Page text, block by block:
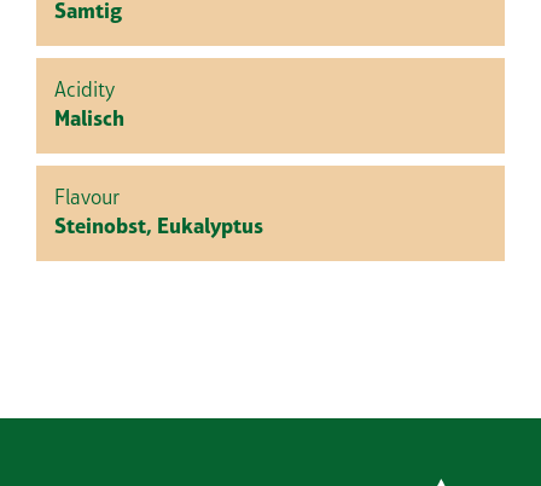
Samtig
Acidity
Malisch
Flavour
Steinobst, Eukalyptus